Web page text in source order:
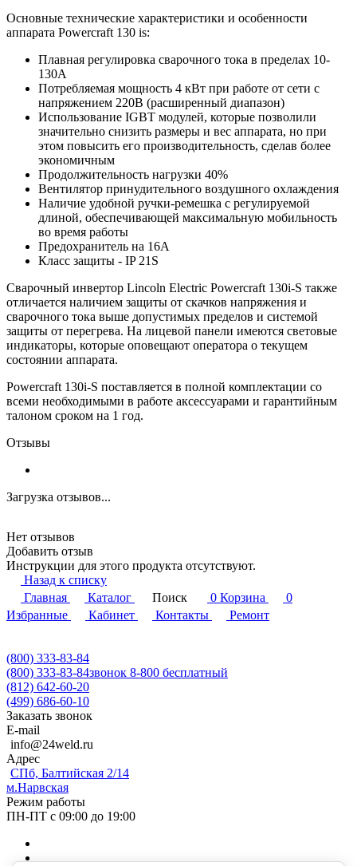
Основные технические характеристики и особенности
аппарата Powercraft 130 is:
Плавная регулировка сварочного тока в пределах 10-
130А
Потребляемая мощность 4 кВт при работе от сети с
напряжением 220В (расширенный диапазон)
Использование IGBT модулей, которые позволили
значительно снизить размеры и вес аппарата, но при
этом повысить его производительность, сделав более
экономичным
Продолжительность нагрузки 40%
Вентилятор принудительного воздушного охлаждения
Наличие удобной ручки-ремешка с регулируемой
длиной, обеспечивающей максимальную мобильность
во время работы
Предохранитель на 16А
Класс защиты - IP 21S
Сварочный инвертор Lincoln Electric Powercraft 130i-S также
отличается наличием защиты от скачков напряжения и
сварочного тока выше допустимых пределов и системой
защиты от перегрева. На лицевой панели имеются световые
индикаторы, которые оповещают оператора о текущем
состоянии аппарата.
Powercraft 130i-S поставляется в полной комплектации со
всеми необходимыми в работе аксессуарами и гарантийным
талоном сроком на 1 год.
Отзывы
Загрузка отзывов...
Нет отзывов
Добавить отзыв
Инструкции для этого продукта отсутствуют.
Назад к списку
Главная
Каталог Поиск 0 Корзина
0
Избранные
Кабинет Контакты Ремонт
(800) 333-83-84
(800) 333-83-84звонок 8-800 бесплатный
(812) 642-60-20
(499) 686-60-10
Заказать звонок
E-mail
info@24weld.ru
Адрес
СПб, Балтийская 2/14
м.Нарвская
Режим работы
ПН-ПТ с 09:00 до 19:00